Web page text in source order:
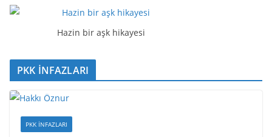
Hazin bir aşk hikayesi
PKK İNFAZLARI
PKK İNFAZLARI